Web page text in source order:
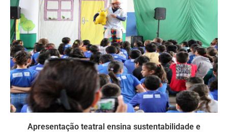
Apresentação teatral ensina sustentabilidade e